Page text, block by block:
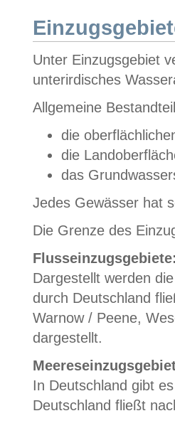
Unter Einzugsgebiet
unterirdisches
Allgemeine
die
die
das
Jedes Gewässer hat
Die Grenze des
Dargestellt werden
durch Deutschland
Warnow / Peene,
dargestellt.
In Deutschland gibt
Deutschland fließt